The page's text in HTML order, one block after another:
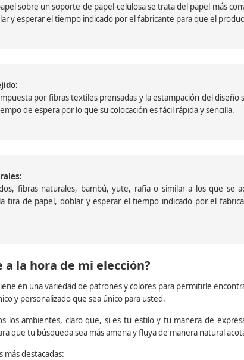
sobre un soporte de papel-celulosa se trata del papel más
y esperar el tiempo indicado por el fabricante para que el
por fibras textiles prensadas y la estampación del
de espera por lo que su colocación es fácil rápida y sencilla.
fibras naturales, bambú, yute, rafia o similar a los que se
tira de papel, doblar y esperar el tiempo indicado por el
la hora de mi elección?
en una variedad de patrones y colores para permitirle
y personalizado que sea único para usted.
los ambientes, claro que, si es tu estilo y tu manera de
que tu búsqueda sea más amena y fluya de manera natural
más destacadas: